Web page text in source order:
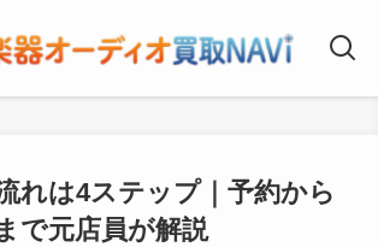
れは4ステップ｜予約から
で元店員が解説